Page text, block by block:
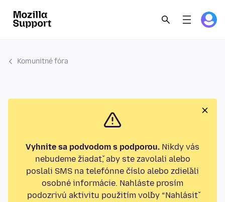
Komunitné fóra
Vyhnite sa podvodom s podporou. Nikdy vás
nebudeme žiadať, aby ste zavolali alebo
poslali SMS na telefónne číslo alebo zdieľali
osobné informácie. Nahláste prosím
podozrivú aktivitu použitím voľby “Nahlásiť